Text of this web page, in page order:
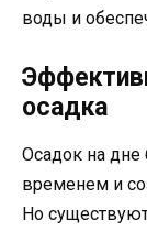
воды и
осадка
Осадок на дне
временем и
Но